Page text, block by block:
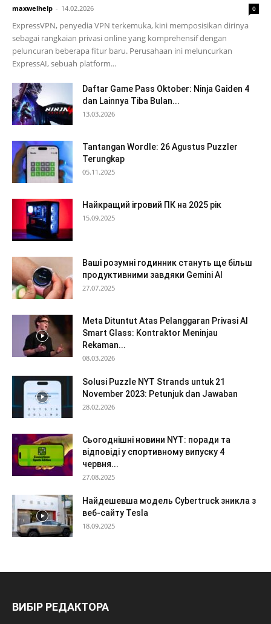
maxwelhelp - 14.02.2026 0
ExpressVPN, penyedia VPN terkemuka, kini memposisikan dirinya
sebagai rangkaian privasi online yang komprehensif dengan
peluncuran beberapa fitur baru. Perusahaan ini meluncurkan
ExpressAI, sebuah platform...
Daftar Game Pass Oktober: Ninja Gaiden 4
dan Lainnya Tiba Bulan...
13.03.2026
Tantangan Wordle: 26 Agustus Puzzler
Terungkap
05.11.2025
Найкращий ігровий ПК на 2025 рік
15.09.2025
Ваші розумні годинник стануть ще більш
продуктивними завдяки Gemini AI
27.07.2025
Meta Dituntut Atas Pelanggaran Privasi AI
Smart Glass: Kontraktor Meninjau
Rekaman...
08.03.2026
Solusi Puzzle NYT Strands untuk 21
November 2023: Petunjuk dan Jawaban
28.02.2026
Сьогоднішні новини NYT: поради та
відповіді у спортивному випуску 4
червня...
27.08.2025
Найдешевша модель Cybertruck зникла з
веб-сайту Tesla
18.09.2025
ВИБІР РЕДАКТОРА